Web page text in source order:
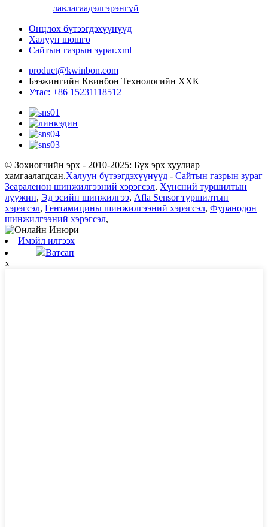
лавлагаадэлгэрэнгүй
Онцлох бүтээгдэхүүнүүд
Халуун шошго
Сайтын газрын зураг.xml
product@kwinbon.com
Бээжингийн Квинбон Технологийн ХХК
Утас: +86 15231118512
© Зохиогчийн эрх - 2010-2025: Бүх эрх хуулиар
хамгаалагдсан.Халуун бүтээгдэхүүнүүд - Сайтын газрын зураг
Зеараленон шинжилгээний хэрэгсэл, Хүнсний туршилтын
луужин, Эд эсийн шинжилгээ, Afla Sensor туршилтын
хэрэгсэл, Гентамицины шинжилгээний хэрэгсэл, Фуранодон
шинжилгээний хэрэгсэл,
Имэйл илгээх
Ватсап
x